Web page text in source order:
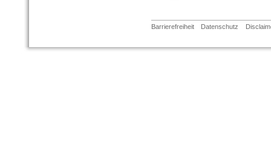
Barrierefreiheit Datenschutz